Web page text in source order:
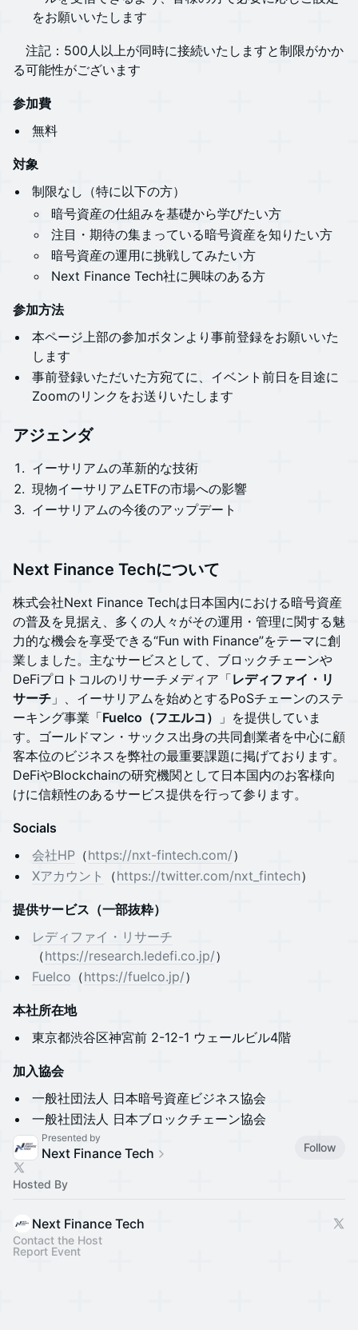
をお願いいたします
​​​ 注記：500人以上が同時に接続いたしますと制限がかか
る可能性がございます
参加費
​​​​​​無料
対象
​​​​​​制限なし（特に以下の方）
​​​​暗号資産の仕組みを基礎から学びたい方
​​​​注目・期待の集まっている暗号資産を知りたい方
​​​​暗号資産の運用に挑戦してみたい方
​​​​​​Next Finance Tech社に興味のある方
参加方法
​​​​​​本ページ上部の参加ボタンより事前登録をお願いいた
します
​​​​事前登録いただいた方宛てに、イベント前日を目途に
Zoomのリンクをお送りいたします
​​​​​​アジェンダ
​イーサリアムの革新的な技術
現物イーサリアムETFの市場への影響
イーサリアムの今後のアップデート
​​​​​​​Next Finance Techについて​​​​​
株式会社Next Finance Techは日本国内における暗号資産
の普及を見据え、多くの人々がその運用・管理に関する魅
力的な機会を享受できる“Fun with Finance”をテーマに創
業しました。主なサービスとして、ブロックチェーンや
DeFiプロトコルのリサーチメディア「レディファイ・リ
サーチ 」、イーサリアムを始めとするPoSチェーンのステ
ーキング事業「Fuelco（フエルコ）
」を提供していま
す。ゴールドマン・サックス出身の共同創業者を中心に顧
客本位のビジネスを弊社の最重要課題に掲げております。
DeFiやBlockchainの研究機関として日本国内のお客様向
けに信頼性のあるサービス提供を行って参ります。
Socials
会社HP （https://nxt-fintech.com/）
Xアカウント
（https://twitter.com/nxt_fintech）
提供サービス（一部抜粋）
レディファイ・リサーチ
（https://research.ledefi.co.jp/）
​Fuelco （https://fuelco.jp/）
本社所在地
​​​​​​東京都渋谷区神宮前 2-12-1 ウェールビル4階
加入協会
​​​​​​一般社団法人 日本暗号資産ビジネス協会
​​​​​​一般社団法人 日本ブロックチェーン協会
Presented by
Next Finance Tech Follow
Hosted By
Next Finance Tech
Contact the Host
Report Event